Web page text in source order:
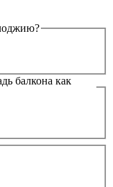
балкона как